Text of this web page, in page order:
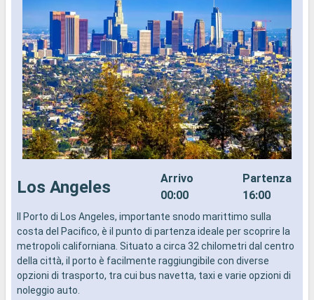
Los Angeles
Arrivo
00:00
Partenza
16:00
Il Porto di Los Angeles, importante snodo marittimo sulla
costa del Pacifico, è il punto di partenza ideale per scoprire la
metropoli californiana. Situato a circa 32 chilometri dal centro
della città, il porto è facilmente raggiungibile con diverse
opzioni di trasporto, tra cui bus navetta, taxi e varie opzioni di
noleggio auto.